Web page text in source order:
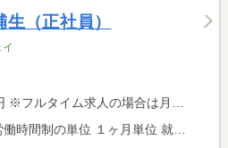
生（正社員）
額（換算額）、パート求人の場合は時間額を表示しています。
変形労働時間制 変形労働時間制の単位 １ヶ月単位 就業時間１ 9時00分〜18時00分